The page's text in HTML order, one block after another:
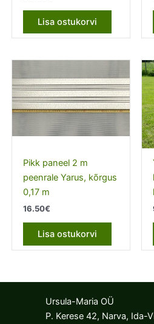
Lisa ostukorvi
Pikk paneel 2 m
peenrale Yarus, kõrgus
0,17 m
16.50€
Lisa ostukorvi
Ursula-Maria OÜ
P. Kerese 42, Narva, Ida-